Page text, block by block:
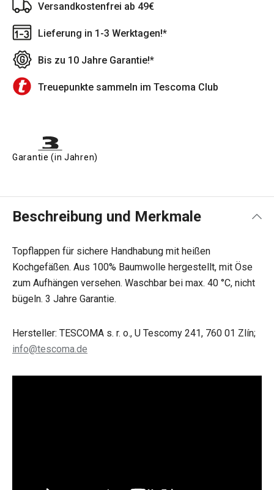
Versandkostenfrei ab 49€
Lieferung in 1-3 Werktagen!*
Bis zu 10 Jahre Garantie!*
Treuepunkte sammeln im Tescoma Club
Garantie (in Jahren)
Beschreibung und Merkmale
Topflappen für sichere Handhabung mit heißen
Kochgefäßen. Aus 100% Baumwolle hergestellt, mit Öse
zum Aufhängen versehen. Waschbar bei max. 40 °C, nicht
bügeln. 3 Jahre Garantie.
Hersteller: TESCOMA s. r. o., U Tescomy 241, 760 01 Zlín;
info@tescoma.de